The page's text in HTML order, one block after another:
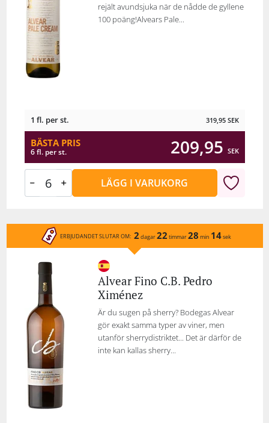
rejält avundsjuka när de nådde de gyllene
100 poäng!Alvears Pale...
1 fl. per st. 319,95 SEK
BÄSTA PRIS
6 fl. per st. 209,95 SEK
LÄGG I VARUKORG
ERBJUDANDET SLUTAR OM: 2 dagar22 timmar28 min 14sek
Alvear Fino C.B. Pedro
Ximénez
Är du sugen på sherry? Bodegas Alvear
gör exakt samma typer av viner, men
utanför sherrydistriktet... Det är därför de
inte kan kallas sherry...